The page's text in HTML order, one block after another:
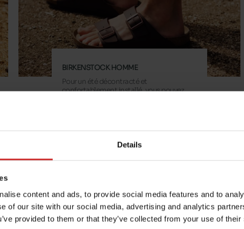
Details
content and ads, to provide social media features and to
of our site with our social media, advertising and analytics
provided to them or that they’ve collected from your use of
BIRKENSTOCK HOMME
Pour un été décontracté et
confortablement installé, vous pouvez
de faciliter et
sont la référence en